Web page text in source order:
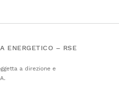
ENERGETICO – RSE
a direzione e